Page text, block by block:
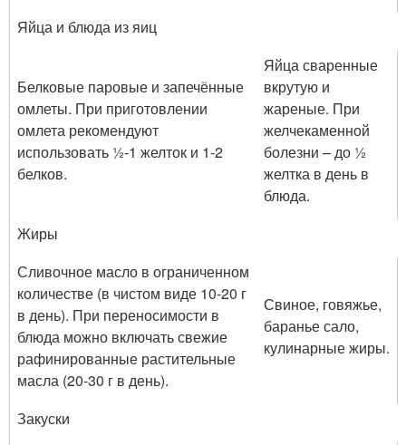
Яйца и блюда из яиц
Белковые паровые и запечённые
омлеты. При приготовлении
омлета рекомендуют
использовать ½-1 желток и 1-2
белков.
Яйца сваренные
вкрутую и
жареные. При
желчекаменной
болезни – до ½
желтка в день в
блюда.
Жиры
Сливочное масло в ограниченном
количестве (в чистом виде 10-20 г
в день). При переносимости в
блюда можно включать свежие
рафинированные растительные
масла (20-30 г в день).
Свиное, говяжье,
баранье сало,
кулинарные жиры.
Закуски